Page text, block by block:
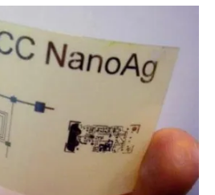
impresa
en
3D
con
reversa
de